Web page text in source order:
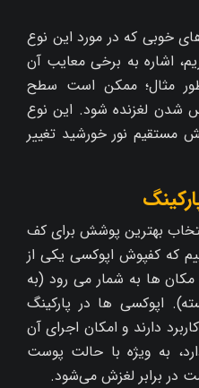
خوبی که در مورد این نوع
اشاره به برخی معایب آن
مثال؛ ممکن است سطح
شدن لغزنده شود. این نوع
نور خورشید تغییر
بهترین پوشش برای کف
که کفپوش اپوکسی یکی از
ها به شمار می رود (به
اپوکسی‌ ها در پارکینگ‌
دارند و امکان اجرای آن‌
به‌ ویژه با حالت پوست
در برابر لغزش می‌شود.